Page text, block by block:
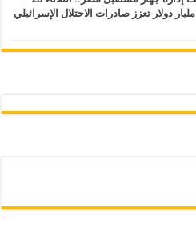
يوليو 2026.. صفقة غاز محتملة بـ 20 مليار دولار تعزز صادرات الاحتلال الإسرائيلي